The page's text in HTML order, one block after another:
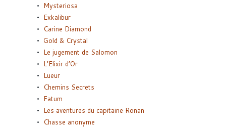
Mysteriosa
Exkalibur
Carine Diamond
Gold & Crystal
Le jugement de Salomon
L’Elixir d’Or
Lueur
Chemins Secrets
Fatum
Les aventures du capitaine Ronan
Chasse anonyme